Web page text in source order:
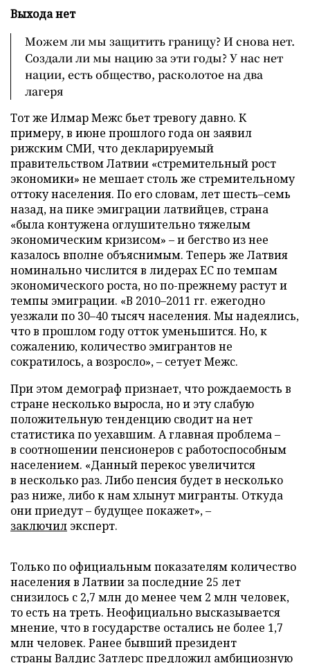
Выхода нет
Можем ли мы защитить границу? И снова нет.
Создали ли мы нацию за эти годы? У нас нет
нации, есть общество, расколотое на два
лагеря
Тот же Илмар Межс бьет тревогу давно. К
примеру, в июне прошлого года он заявил
рижским СМИ, что декларируемый
правительством Латвии «стремительный рост
экономики» не мешает столь же стремительному
оттоку населения. По его словам, лет шесть–семь
назад, на пике эмиграции латвийцев, страна
«была контужена оглушительно тяжелым
экономическим кризисом» – и бегство из нее
казалось вполне объяснимым. Теперь же Латвия
номинально числится в лидерах ЕС по темпам
экономического роста, но по-прежнему растут и
темпы эмиграции. «В 2010–2011 гг. ежегодно
уезжали по 30–40 тысяч населения. Мы надеялись,
что в прошлом году отток уменьшится. Но, к
сожалению, количество эмигрантов не
сократилось, а возросло», – сетует Межс.
При этом демограф признает, что рождаемость в
стране несколько выросла, но и эту слабую
положительную тенденцию сводит на нет
статистика по уехавшим. А главная проблема –
в соотношении пенсионеров с работоспособным
населением. «Данный перекос увеличится
в несколько раз. Либо пенсия будет в несколько
раз ниже, либо к нам хлынут мигранты. Откуда
они приедут – будущее покажет», –
заключил эксперт.
Только по официальным показателям количество
населения в Латвии за последние 25 лет
снизилось с 2,7 млн до менее чем 2 млн человек,
то есть на треть. Неофициально высказывается
мнение, что в государстве остались не более 1,7
млн человек. Ранее бывший президент
страны Валдис Затлерс предложил амбициозную